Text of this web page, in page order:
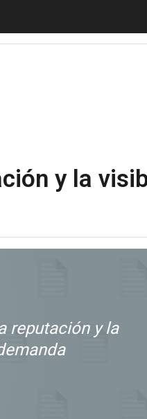
a la generación
y la
reputación y la